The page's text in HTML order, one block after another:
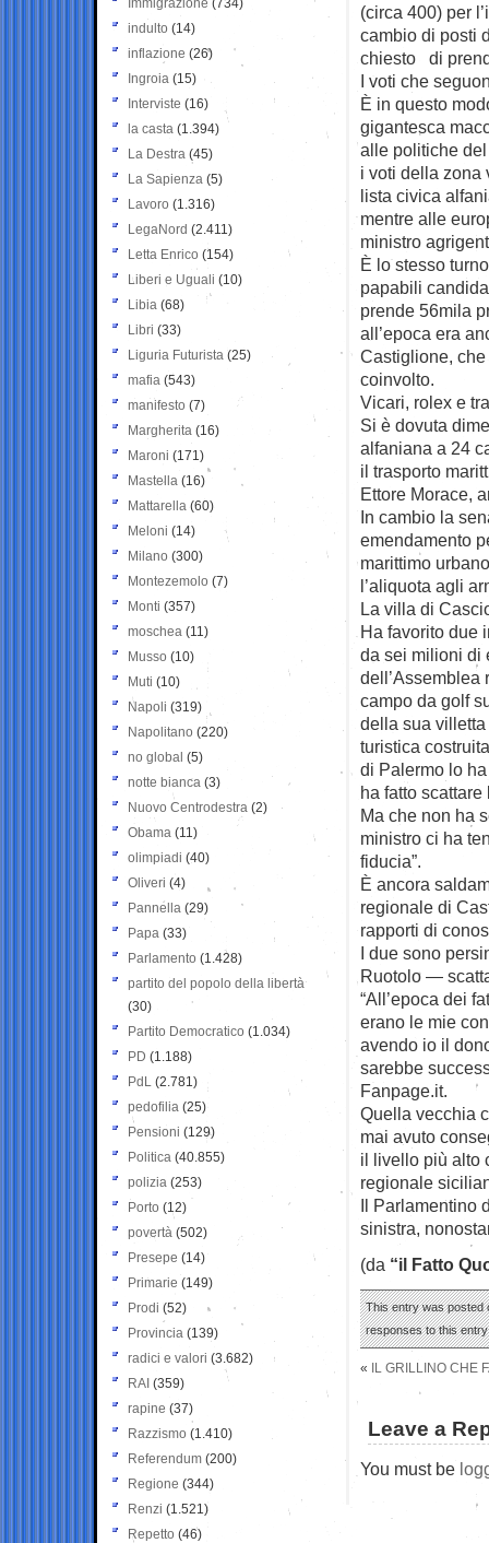
(circa 400) per
cambio di posti
chiesto di
I voti che
È in questo
gigantesca
alle politiche
i voti della zona
lista civica
mentre alle
ministro
È lo stesso
papabili
prende 56mila
all’epoca era
Castiglione,
coinvolto.
Vicari, rolex e
Si è dovuta
alfaniana a 24
il trasporto
Ettore Morace,
In cambio la
emendamento
marittimo
l’aliquota agli
La villa di
Ha favorito due
da sei milioni di
dell’Assemblea
campo da golf
della sua
turistica
di Palermo lo
ha fatto
Ma che non ha
ministro ci ha
fiducia”.
È ancora
regionale di
rapporti di
I due sono
Ruotolo —
“All’epoca dei
erano le mie
avendo io il
sarebbe
Fanpage.it.
Quella vecchia
mai avuto
il livello più alto
regionale
Il Parlamentino
sinistra,
(da “il Fatto
This entry was posted
responses to this
« IL GRILLINO CHE
Leave a
You must be
Immigrazione (734)
indulto (14)
inflazione (26)
Ingroia (15)
Interviste (16)
la casta (1.394)
La Destra (45)
La Sapienza (5)
Lavoro (1.316)
LegaNord (2.411)
Letta Enrico (154)
Liberi e Uguali (10)
Libia (68)
Libri (33)
Liguria Futurista (25)
mafia (543)
manifesto (7)
Margherita (16)
Maroni (171)
Mastella (16)
Mattarella (60)
Meloni (14)
Milano (300)
Montezemolo (7)
Monti (357)
moschea (11)
Musso (10)
Muti (10)
Napoli (319)
Napolitano (220)
no global (5)
notte bianca (3)
Nuovo Centrodestra (2)
Obama (11)
olimpiadi (40)
Oliveri (4)
Pannella (29)
Papa (33)
Parlamento (1.428)
partito del popolo della libertà
(30)
Partito Democratico (1.034)
PD (1.188)
PdL (2.781)
pedofilia (25)
Pensioni (129)
Politica (40.855)
polizia (253)
Porto (12)
povertà (502)
Presepe (14)
Primarie (149)
Prodi (52)
Provincia (139)
radici e valori (3.682)
RAI (359)
rapine (37)
Razzismo (1.410)
Referendum (200)
Regione (344)
Renzi (1.521)
Repetto (46)